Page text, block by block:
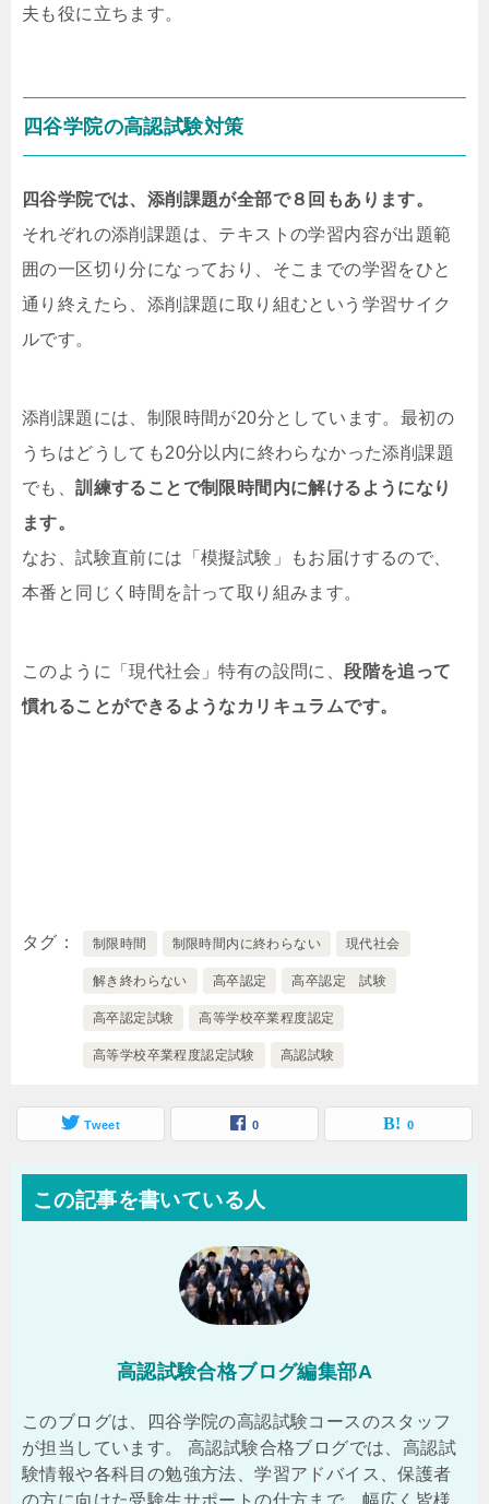
夫も役に立ちます。
四谷学院の高認試験対策
四谷学院では、添削課題が全部で８回もあります。
それぞれの添削課題は、テキストの学習内容が出題範
囲の一区切り分になっており、そこまでの学習をひと
通り終えたら、添削課題に取り組むという学習サイク
ルです。
添削課題には、制限時間が20分としています。最初の
うちはどうしても20分以内に終わらなかった添削課題
でも、訓練することで制限時間内に解けるようになり
ます。
なお、試験直前には「模擬試験」もお届けするので、
本番と同じく時間を計って取り組みます。
このように「現代社会」特有の設問に、段階を追って
慣れることができるようなカリキュラムです。
タグ 制限時間 制限時間内に終わらない 現代社会
解き終わらない 高卒認定 高卒認定 試験
高卒認定試験 高等学校卒業程度認定
高等学校卒業程度認定試験 高認試験
Tweet 0 0
この記事を書いている人
高認試験合格ブログ編集部A
このブログは、四谷学院の高認試験コースのスタッフ
が担当しています。 高認試験合格ブログでは、高認試
験情報や各科目の勉強方法、学習アドバイス、保護者
の方に向けた受験生サポートの仕方まで、幅広く皆様